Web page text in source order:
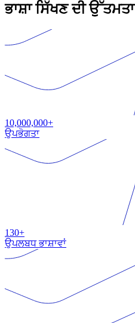
ਭਾਸ਼ਾ ਸਿੱਖਣ ਦੀ ਉੱਤਮਤਾ
10,000,000+
ਉਪਭੋਗਤਾ
130+
ਉਪਲਬਧ ਭਾਸ਼ਾਵਾਂ